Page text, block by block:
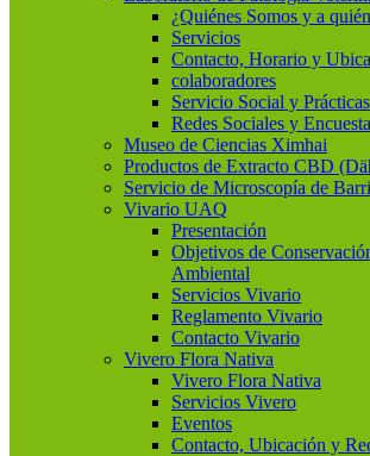
¿Quiénes Somos y a
Servicios
Contacto, Horario y
colaboradores
Servicio Social y
Redes Sociales y Encuesta
Museo de Ciencias Ximhai
Productos de Extracto CBD
Servicio de Microscopía de
Vivario UAQ
Presentación
Objetivos de
Ambiental
Servicios Vivario
Reglamento Vivario
Contacto Vivario
Vivero Flora Nativa
Vivero Flora Nativa
Servicios Vivero
Eventos
Contacto, Ubicación y